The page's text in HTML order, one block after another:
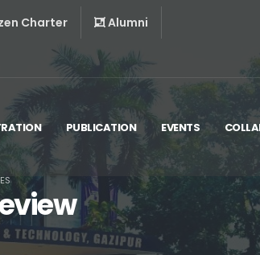
Charter
Alumni
PUBLICATION EVENTS